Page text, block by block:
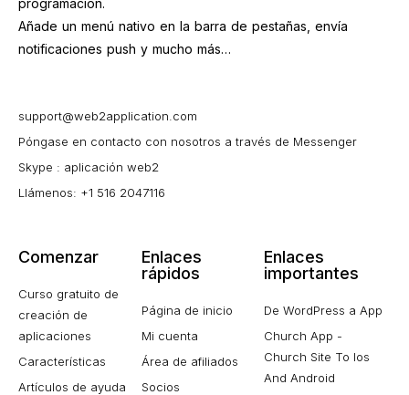
programación.
Añade un menú nativo en la barra de pestañas, envía
notificaciones push y mucho más…
support@web2application.com
Póngase en contacto con nosotros a través de Messenger
Skype : aplicación web2
Llámenos: +1 516 2047116
Comenzar
Curso gratuito de
creación de
aplicaciones
Características
Artículos de ayuda
Enlaces
rápidos
Página de inicio
Mi cuenta
Área de afiliados
Socios
Enlaces
importantes
De WordPress a App
Church App -
Church Site To Ios
And Android